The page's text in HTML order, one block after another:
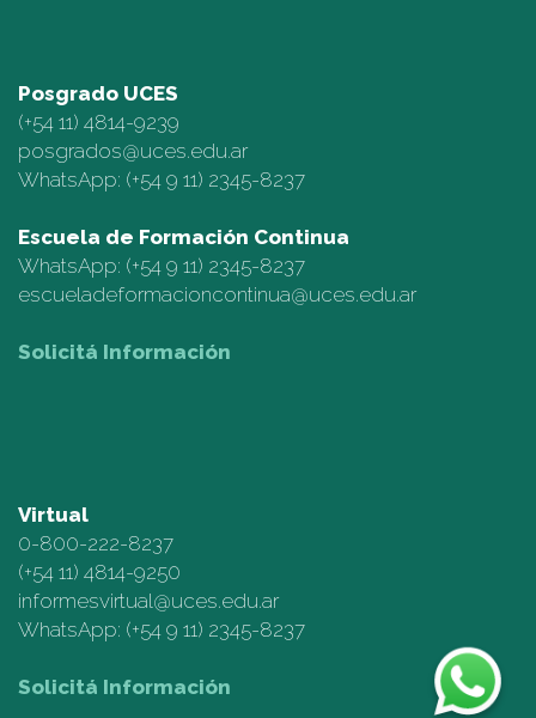
Posgrado UCES
(+54 11) 4814-9239
posgrados@uces.edu.ar
WhatsApp: (+54 9 11) 2345-8237
Escuela de Formación Continua
WhatsApp: (+54 9 11) 2345-8237
escueladeformacioncontinua@uces.edu.ar
Solicitá Información
Virtual
0-800-222-8237
(+54 11) 4814-9250
informesvirtual@uces.edu.ar
WhatsApp: (+54 9 11) 2345-8237
Solicitá Información